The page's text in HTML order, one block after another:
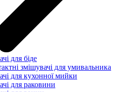
для біде
змішувачі для умивальника
для кухонної мийки
для раковини